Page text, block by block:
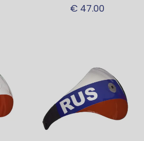
€ 47.00